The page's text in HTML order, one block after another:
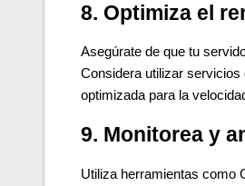
8. Optimiza el
Asegúrate de que tu
Considera utilizar
optimizada para la
9. Monitorea y
Utiliza herramientas como